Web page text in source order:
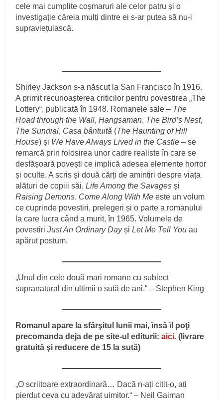
cele mai cumplite coșmaruri ale celor patru și o
investigație căreia mulți dintre ei s-ar putea să nu-i
supraviețuiască.
Shirley Jackson s-a născut la San Francisco în 1916.
A primit recunoașterea criticilor pentru povestirea „The
Lottery“, publicată în 1948. Romanele sale – The
Road through the Wall,Hangsaman, The Bird’s Nest,
The Sundial, Casa bântuită (The Haunting of Hill
House) și We Have Always Lived in the Castle– se
remarcă prin folosirea unor cadre realiste în care se
desfășoară povești ce implică adesea elemente horror
și oculte. A scris și două cărți de amintiri despre viața
alături de copiii săi,Life Among the Savages și
Raising Demons. Come Along With Me este un volum
ce cuprinde povestiri, prelegeri și o parte a romanului
la care lucra când a murit, în 1965. Volumele de
povestiriJust An Ordinary DayșiLet Me Tell You au
apărut postum.
„Unul din cele două mari romane cu subiect
supranatural din ultimii o sută de ani.“ – Stephen King
Romanul apare la sfârşitul lunii mai, însă îl poţi
precomanda deja de pe site-ul editurii:aici. (livrare
gratuită şi reducere de 15 la sută)
„O scriitoare extraordinară… Dacă n-ați citit-o, ați
pierdut ceva cu adevărat uimitor.“ – Neil Gaiman